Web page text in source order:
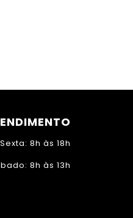
8h às 18h
8h às 13h